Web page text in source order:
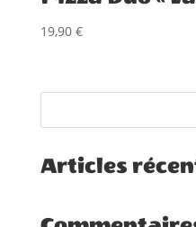
19,90 €
Articles